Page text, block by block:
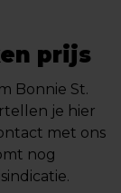
prijs
Bonnie St.
je hier
met ons
nog